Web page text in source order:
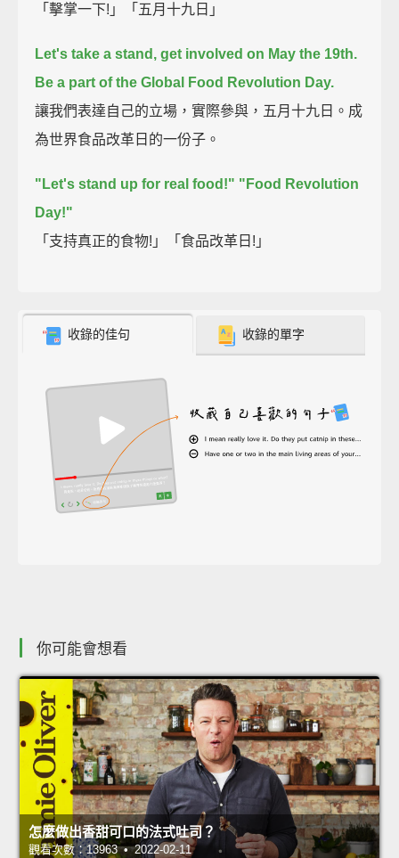
「擊掌一下!」「五月十九日」
Let's take a stand, get involved on May the 19th.
Be a part of the Global Food Revolution Day.
讓我們表達自己的立場，實際參與，五月十九日。成
為世界食品改革日的一份子。
"Let's stand up for real food!" "Food Revolution
Day!"
「支持真正的食物!」「食品改革日!」
收錄的佳句 收錄的單字
你可能會想看
怎麼做出香甜可口的法式吐司？
觀看次數：13963 • 2022-02-11